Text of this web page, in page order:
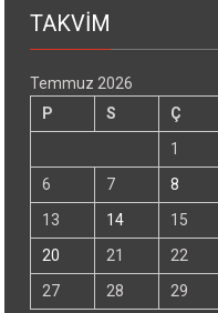
TAKVİM
Temmuz 2026
P
S Ç
1
6
7 8
13
14 15
20
21 22
27
28 29